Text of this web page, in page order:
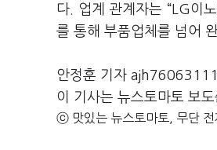
다. 업계 관계자는 “LG이
를 통해 부품업체를 넘어
안정훈 기자
이 기사는 뉴스토마토 보
ⓒ 맛있는 뉴스토마토, 무단 전